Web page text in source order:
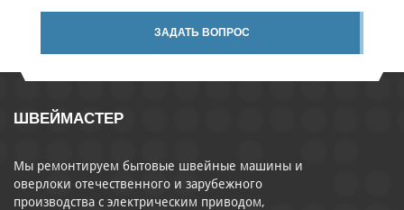
ЗАДАТЬ ВОПРОС
ШВЕЙМАСТЕР
Мы ремонтируем бытовые швейные машины и
оверлоки отечественного и зарубежного
производства с электрическим приводом,